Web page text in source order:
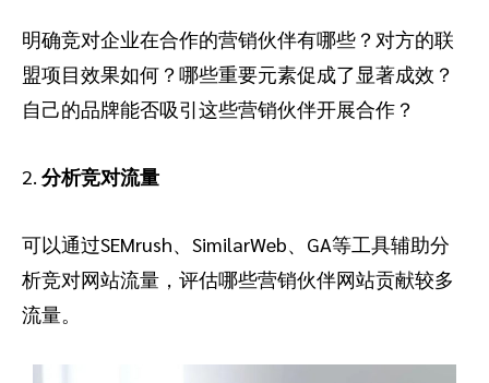
明确竞对企业在合作的营销伙伴有哪些？对方的联
盟项目效果如何？哪些重要元素促成了显著成效？
自己的品牌能否吸引这些营销伙伴开展合作？
2. 分析竞对流量
可以通过SEMrush、SimilarWeb、GA等工具辅助分
析竞对网站流量，评估哪些营销伙伴网站贡献较多
流量。